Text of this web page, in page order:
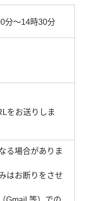
分～14時30分
をお送りしま
る場合がありま
はお断りをさせ